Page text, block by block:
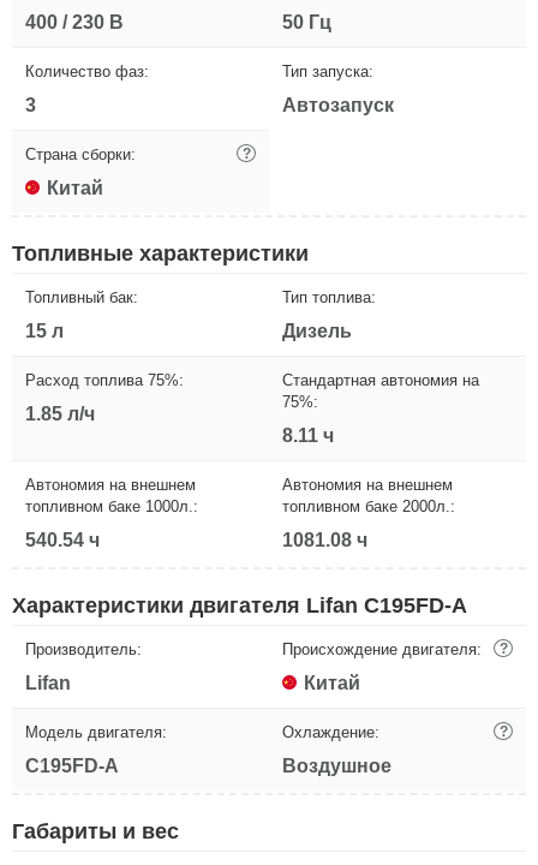
400 / 230 В 50 Гц
Количество фаз:
3
Тип запуска:
Автозапуск
Страна сборки: ?
Китай
Топливные характеристики
Топливный бак:
15 л
Тип топлива:
Дизель
Расход топлива 75%:
1.85 л/ч
Стандартная автономия на
75%:
8.11 ч
Автономия на внешнем
топливном баке 1000л.:
540.54 ч
Автономия на внешнем
топливном баке 2000л.:
1081.08 ч
Характеристики двигателя Lifan C195FD-A
Производитель:
Lifan
Происхождение двигателя: ?
Китай
Модель двигателя:
C195FD-A
Охлаждение: ?
Воздушное
Габариты и вес